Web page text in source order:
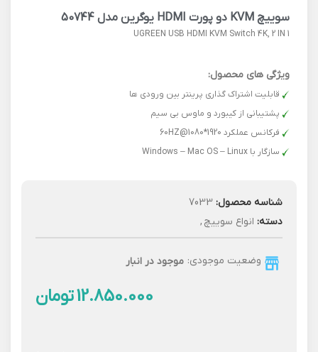
سوییچ KVM دو پورت HDMI یوگرین مدل 50744
UGREEN USB HDMI KVM Switch 4K, 2 IN 1
ویژگی های محصول:
قابلیت اشتراک گذاری پرینتر بین ورودی ها
پشتیبانی از کیبورد و ماوس بی سیم
فرکانس عملکرد 1920*1080@60HZ
سازگار با Windows – Mac OS – Linux
شناسه محصول: 7033
دسته: انواع سوییچ ,
وضعیت موجودی: موجود در انبار
تومان